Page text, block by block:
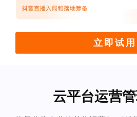
立即试用
云平台运营